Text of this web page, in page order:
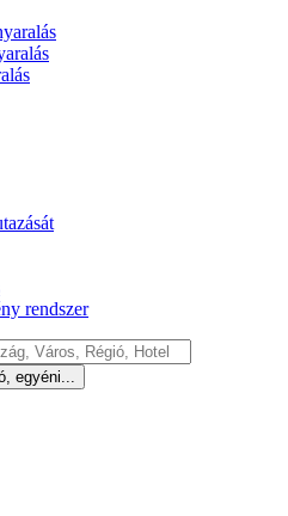
rendszer
egyéni...